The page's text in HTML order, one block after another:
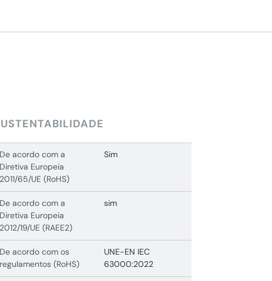
De acordo com a
Diretiva Europeia
2011/65/UE (RoHS)
Sim
De acordo com a
Diretiva Europeia
2012/19/UE (RAEE2)
sim
De acordo com os
regulamentos (RoHS)
UNE-EN IEC
63000:2022